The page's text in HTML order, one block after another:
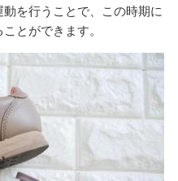
を行うことで、この時期に
とができます。